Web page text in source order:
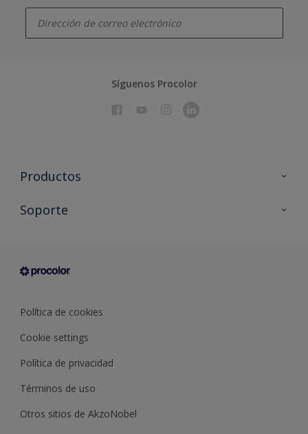
Síguenos Procolor
Productos
Todos los productos
Condiciones generales de venta
Soporte
Sobre Procolor
Política de cookies
Cookie settings
Política de privacidad
Términos de uso
Otros sitios de AkzoNobel